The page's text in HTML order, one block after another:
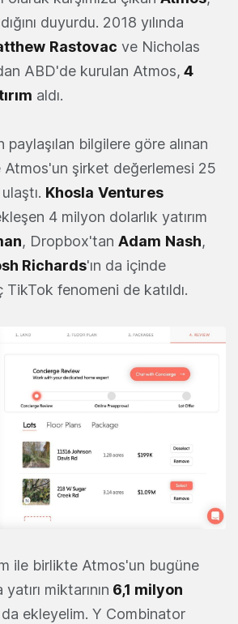
duyurdu. 2018 yılında
Rastovac ve Nicholas
ABD'de kurulan Atmos, 4
aldı.
paylaşılan bilgilere göre alınan
Atmos'un şirket değerlemesi 25
Khosla Ventures
4 milyon dolarlık yatırım
, Dropbox'tan Adam Nash,
Richards'ın da içinde
fenomeni de katıldı.
ile birlikte Atmos'un bugüne
miktarının 6,1 milyon
da ekleyelim. Y Combinator